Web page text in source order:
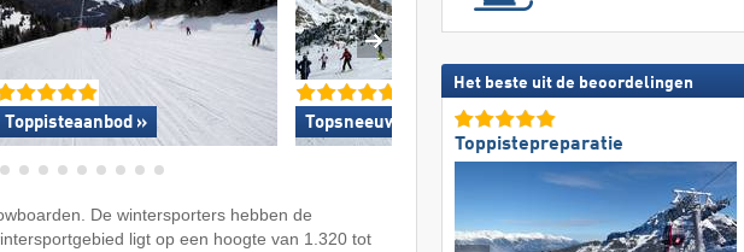
Toppisteaanbod » Topsneeuwzekerheid »
De wintersporters hebben de
ligt op een hoogte van 1.320 tot
Het beste uit de beoordelingen
Toppistepreparatie